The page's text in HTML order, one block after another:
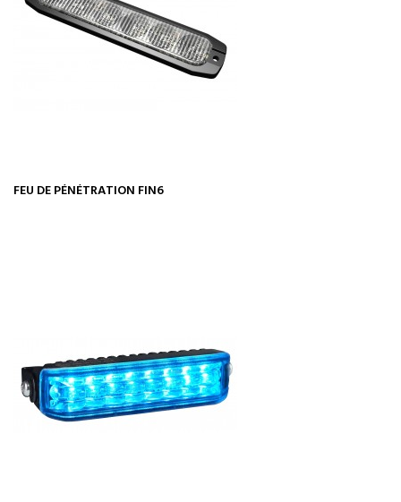
FEU DE PÉNÉTRATION FIN6